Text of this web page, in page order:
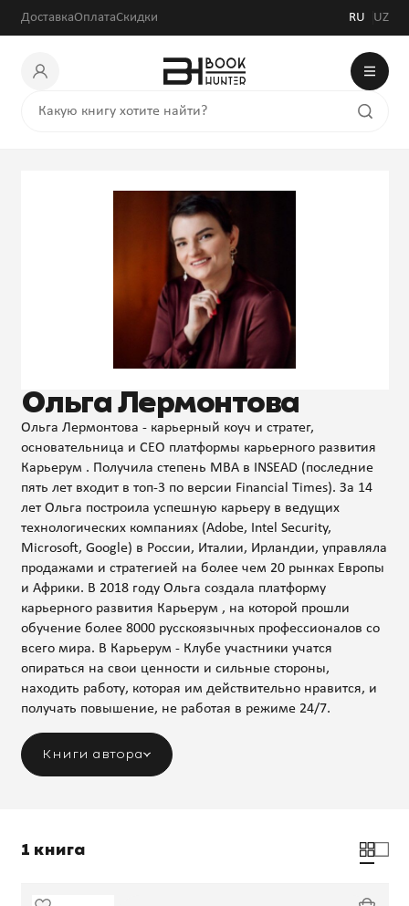
ДоставкаОплатаСкидки RU UZ
Ольга Лермонтова
Ольга Лермонтова - карьерный коуч и стратег,
основательница и CEO платформы карьерного развития
Карьерум . Получила степень MBA в INSEAD (последние
пять лет входит в топ-3 по версии Financial Times). За 14
лет Ольга построила успешную карьеру в ведущих
технологических компаниях (Adobe, Intel Security,
Microsoft, Google) в России, Италии, Ирландии, управляла
продажами и стратегией на более чем 20 рынках Европы
и Африки. В 2018 году Ольга создала платформу
карьерного развития Карьерум , на которой прошли
обучение более 8000 русскоязычных профессионалов со
всего мира. В Карьерум - Клубе участники учатся
опираться на свои ценности и сильные стороны,
находить работу, которая им действительно нравится, и
получать повышение, не работая в режиме 24/7.
Книги автора
1 книга